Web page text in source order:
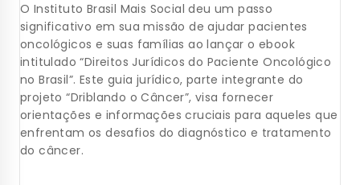
O Instituto Brasil Mais Social deu um passo
significativo em sua missão de ajudar pacientes
oncológicos e suas famílias ao lançar o ebook
intitulado “Direitos Jurídicos do Paciente Oncológico
no Brasil”. Este guia jurídico, parte integrante do
projeto “Driblando o Câncer”, visa fornecer
orientações e informações cruciais para aqueles que
enfrentam os desafios do diagnóstico e tratamento
do câncer.